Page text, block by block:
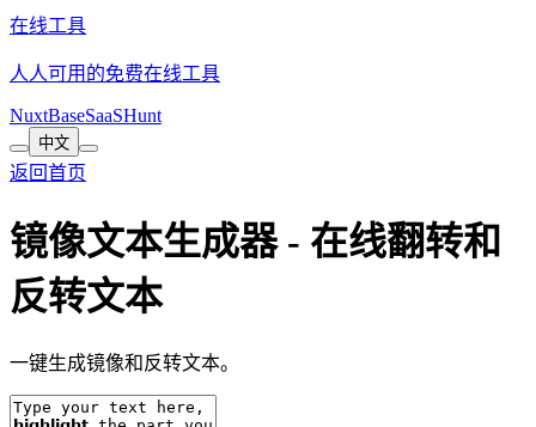
在线工具
人人可用的免费在线工具
NuxtBaseSaaSHunt
中文
返回首页
镜像文本生成器 - 在线翻转和
反转文本
一键生成镜像和反转文本。